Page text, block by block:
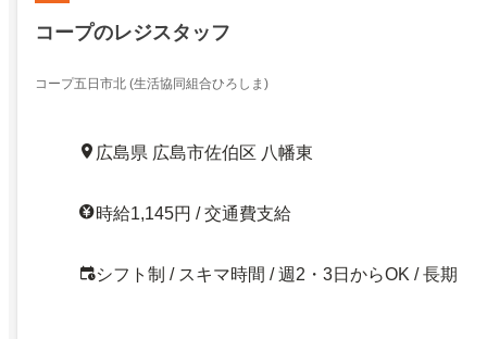
コープのレジスタッフ
コープ五日市北 (生活協同組合ひろしま)
広島県 広島市佐伯区 八幡東
時給1,145円 / 交通費支給
シフト制 / スキマ時間 / 週2・3日からOK / 長期